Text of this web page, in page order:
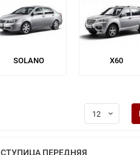
SOLANO X60
СТУПИЦА ПЕРЕДНЯЯ